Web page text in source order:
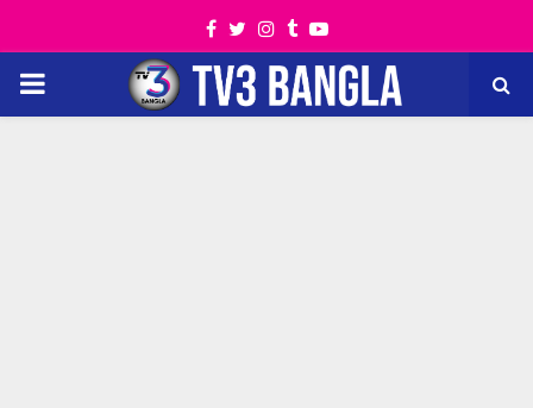
Facebook
TwitterInstagram
TumblrYoutube
PRIMARY